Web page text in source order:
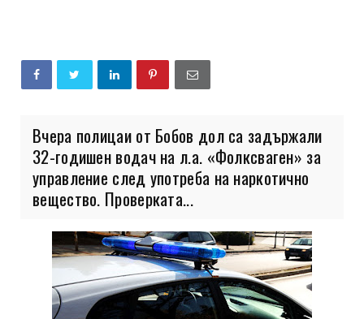
Вчера полицаи от Бобов дол са задържали
32-годишен водач на л.а. «Фолксваген» за
управление след употреба на наркотично
вещество. Проверката...